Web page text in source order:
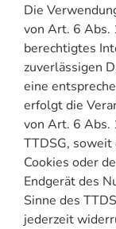
Die
von Art. 6 Abs.
berechtigtes
zuverlässigen
eine
erfolgt die
von Art. 6 Abs.
TTDSG,
Cookies oder
Endgerät des
Sinne des
jederzeit